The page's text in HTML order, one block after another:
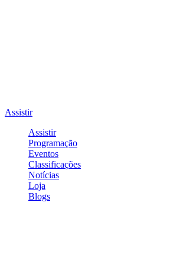
Assistir
Assistir
Programação
Eventos
Classificações
Notícias
Loja
Blogs